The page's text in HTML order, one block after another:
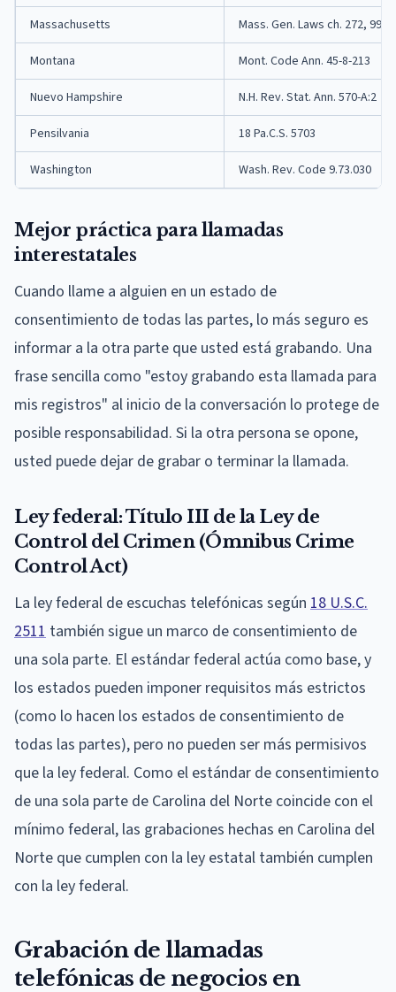
Massachusetts Mass. Gen. Laws ch. 272, 99
Montana Mont. Code Ann. 45-8-213
Nuevo Hampshire N.H. Rev. Stat. Ann. 570-A:2
Pensilvania 18 Pa.C.S. 5703
Washington Wash. Rev. Code 9.73.030
Mejor práctica para llamadas
interestatales
Cuando llame a alguien en un estado de
consentimiento de todas las partes, lo más seguro es
informar a la otra parte que usted está grabando. Una
frase sencilla como "estoy grabando esta llamada para
mis registros" al inicio de la conversación lo protege de
posible responsabilidad. Si la otra persona se opone,
usted puede dejar de grabar o terminar la llamada.
Ley federal: Título III de la Ley de
Control del Crimen (Ómnibus Crime
Control Act)
La ley federal de escuchas telefónicas según 18 U.S.C.
2511 también sigue un marco de consentimiento de
una sola parte. El estándar federal actúa como base, y
los estados pueden imponer requisitos más estrictos
(como lo hacen los estados de consentimiento de
todas las partes), pero no pueden ser más permisivos
que la ley federal. Como el estándar de consentimiento
de una sola parte de Carolina del Norte coincide con el
mínimo federal, las grabaciones hechas en Carolina del
Norte que cumplen con la ley estatal también cumplen
con la ley federal.
Grabación de llamadas
telefónicas de negocios en